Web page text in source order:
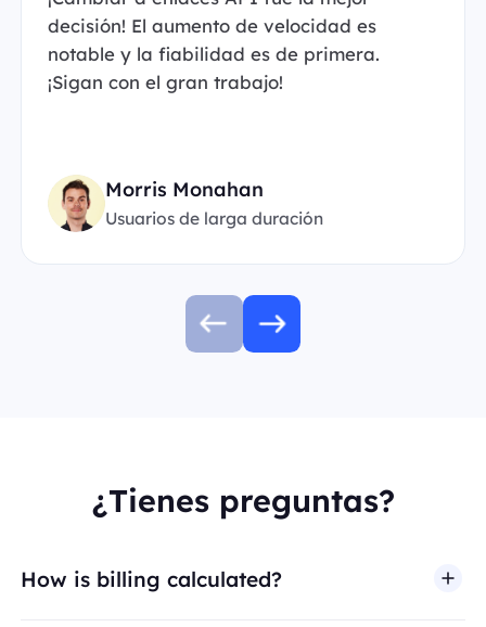
decisión! El aumento de velocidad es
notable y la fiabilidad es de primera.
¡Sigan con el gran trabajo!
Morris Monahan
Usuarios de larga duración
¿Tienes preguntas?
How is billing calculated?